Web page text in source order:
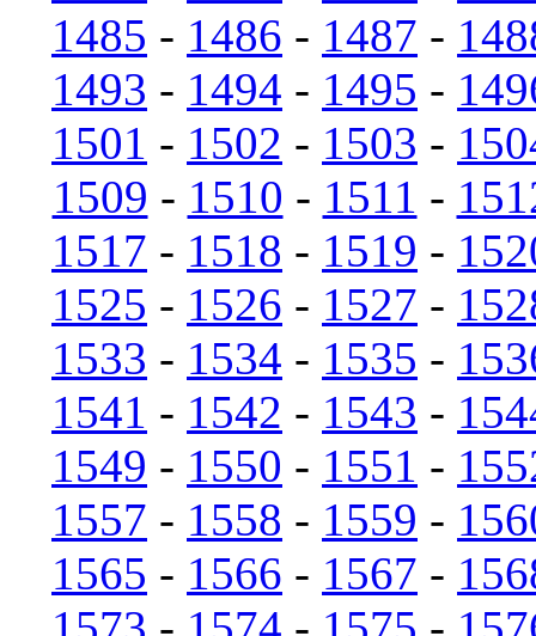
1485 - 1486 - 1487 -
1493 - 1494 - 1495 -
1501 - 1502 - 1503 -
1509 - 1510 - 1511 -
1517 - 1518 - 1519 -
1525 - 1526 - 1527 -
1533 - 1534 - 1535 -
1541 - 1542 - 1543 -
1549 - 1550 - 1551 -
1557 - 1558 - 1559 -
1565 - 1566 - 1567 -